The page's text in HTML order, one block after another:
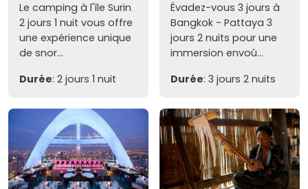
Le camping à l'île Surin
2 jours 1 nuit vous offre
une expérience unique
de snor...
Durée: 2 jours 1 nuit
Évadez-vous 3 jours à
Bangkok - Pattaya 3
jours 2 nuits pour une
immersion envoû...
Durée: 3 jours 2 nuits